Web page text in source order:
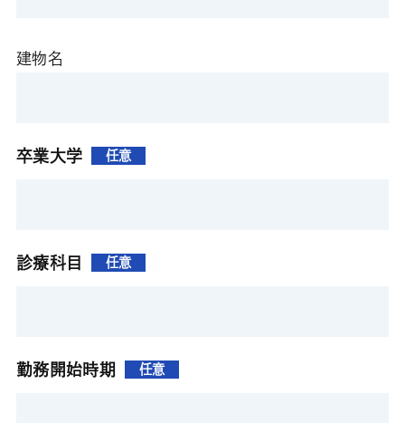
建物名
卒業大学 任意
診療科目 任意
勤務開始時期 任意